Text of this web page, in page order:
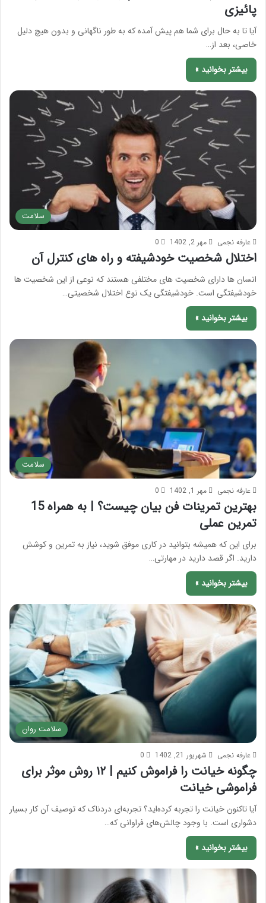
پائیزی
آیا تا به حال برای شما هم پیش آمده که به طور ناگهانی و بدون هیچ دلیل
خاصی، بعد از…
بیشتر بخوانید »
سلامت
عارفه نجمی مهر 2, 1402 0
اختلال شخصیت خودشیفته و راه های کنترل آن
انسان ها دارای شخصیت های مختلفی هستند که نوعی از این شخصیت ها
خودشیفتگی است. خودشیفتگی یک نوع اختلال شخصیتی…
بیشتر بخوانید »
سلامت
عارفه نجمی مهر 1, 1402 0
بهترین تمرینات فن بیان چیست؟ | به همراه 15
تمرین عملی
برای این که همیشه بتوانید در کاری موفق شوید، نیاز به تمرین و کوشش
دارید. اگر قصد دارید در مهارتی…
بیشتر بخوانید »
سلامت روان
عارفه نجمی شهریور 21, 1402 0
چگونه خیانت را فراموش کنیم | ۱۲ روش موثر برای
فراموشی خیانت
آیا تاکنون خیانت را تجربه کرده‌اید؟ تجربه‌ای دردناک که توصیف آن کار بسیار
دشواری است. با وجود چالش‌های فراوانی که…
بیشتر بخوانید »